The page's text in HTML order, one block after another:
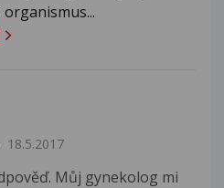
18.5.2017
Můj gynekolog mi